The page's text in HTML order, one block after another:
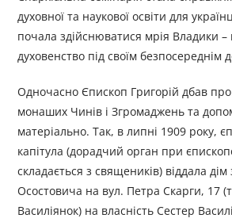
духовної та наукової освіти для
почала здійснюватися мрія Владики
духовенство під своїм безпосереднім
Одночасно Єпископ Григорій дбав
монаших Чинів і Згромаджень та
матеріально. Так, в липні 1909 року,
капітула (дорадчий орган при
складається з священиків) віддала дім
Осостовича на вул. Петра Скарги, 17
Василіянок) на власність Сестер